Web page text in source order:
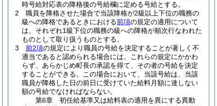
時号給対応表の降格後の号給欄に定める号給とする。
2
職員を降格させた場合で当該降格が2級以上下位の職務の
級への降格であるときにおける前項の規定の適用について
は、それぞれ1級下位の職務の級への降格が順次行なわれた
ものとして取り扱うものとする。
3
前2項の規定により職員の号給を決定することが著しく不
適当であると認められる場合には、これらの規定にかかわ
らず、あらかじめ町長の承認を得て、その者の号給を決定
することができる。
この場合において、当該号給は、当該
職員が降格した日の前日に受けていた給料月額に達しない
額の号給でなければならない。
第6章
初任給基準又は給料表の適用を異にする異動